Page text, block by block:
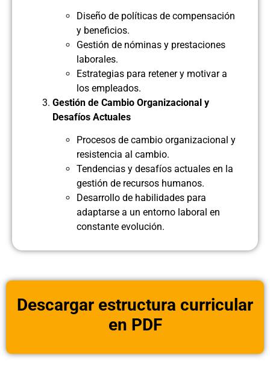
Diseño de políticas de compensación
y beneficios.
Gestión de nóminas y prestaciones
laborales.
Estrategias para retener y motivar a
los empleados.
Gestión de Cambio Organizacional y
Desafíos Actuales
Procesos de cambio organizacional y
resistencia al cambio.
Tendencias y desafíos actuales en la
gestión de recursos humanos.
Desarrollo de habilidades para
adaptarse a un entorno laboral en
constante evolución.
Descargar estructura curricular
en PDF